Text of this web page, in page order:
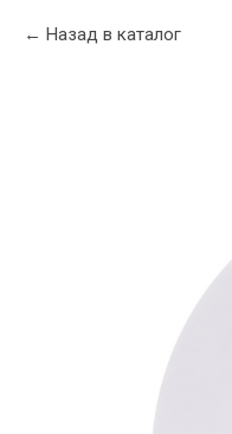
Назад в каталог